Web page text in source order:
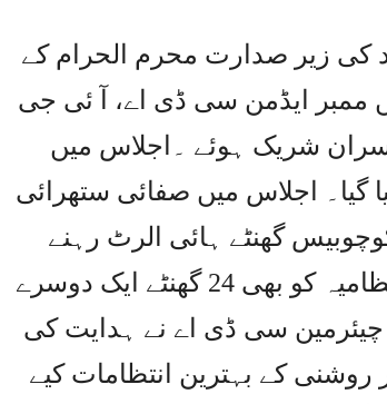
کی زیر صدارت محرم الحرام کے
ممبر ایڈمن سی ڈی اے، آ ئی جی
شریک ہوئے ۔اجلاس میں
گیا۔ اجلاس میں صفائی ستھرائی
گھنٹے ہائی الرٹ رہنے
کی ہدایت کی گئی ۔سی ڈی اے اور ضلعی انتظامیہ کو بھی 24 گھنٹے ایک دوسرے
سی ڈی اے نے ہدایت کی
کے بہترین انتظامات کیے